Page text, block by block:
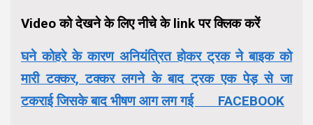
Video को देखने के लिए नीचे के link पर क्लिक करें
घने कोहरे के कारण अनियंत्रित होकर ट्रक ने बाइक को
मारी टक्कर, टक्कर लगने के बाद ट्रक एक पेड़ से जा
टकराई जिसके बाद भीषण आग लग गई FACEBOOK